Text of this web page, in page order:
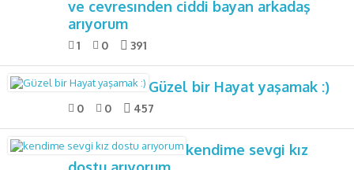
ve cevresınden ciddi bayan arkadaş
arıyorum
1 0 391
Güzel bir Hayat yaşamak :)
0 0 457
kendime sevgi kız